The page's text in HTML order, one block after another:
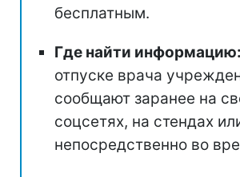
бесплатным.
Где найти информацию:
отпуске врача
сообщают заранее на
соцсетях, на стендах
непосредственно во